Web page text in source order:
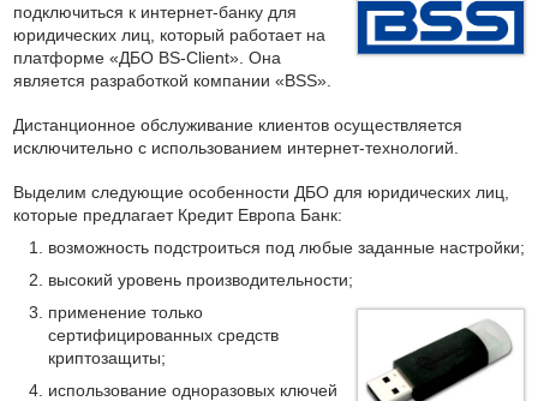
подключиться к интернет-банку для
юридических лиц, который работает на
платформе «ДБО BS-Client». Она
является разработкой компании «BSS».
Дистанционное обслуживание клиентов осуществляется
исключительно с использованием интернет-технологий.
Выделим следующие особенности ДБО для юридических лиц,
которые предлагает Кредит Европа Банк:
возможность подстроиться под любые заданные настройки;
высокий уровень производительности;
применение только
сертифицированных средств
криптозащиты;
использование одноразовых ключей